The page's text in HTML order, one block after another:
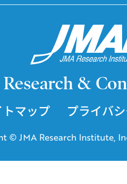
Research &
マップ プライバ
© JMA Research Institute,